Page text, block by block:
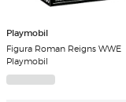
Playmobil
Figura Roman Reigns WWE
Playmobil